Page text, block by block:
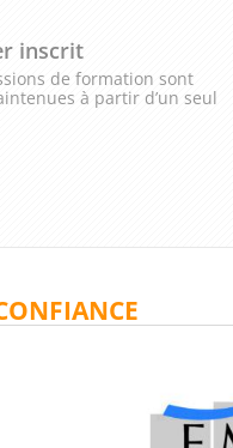
inscrit
de formation sont
à partir d’un seul